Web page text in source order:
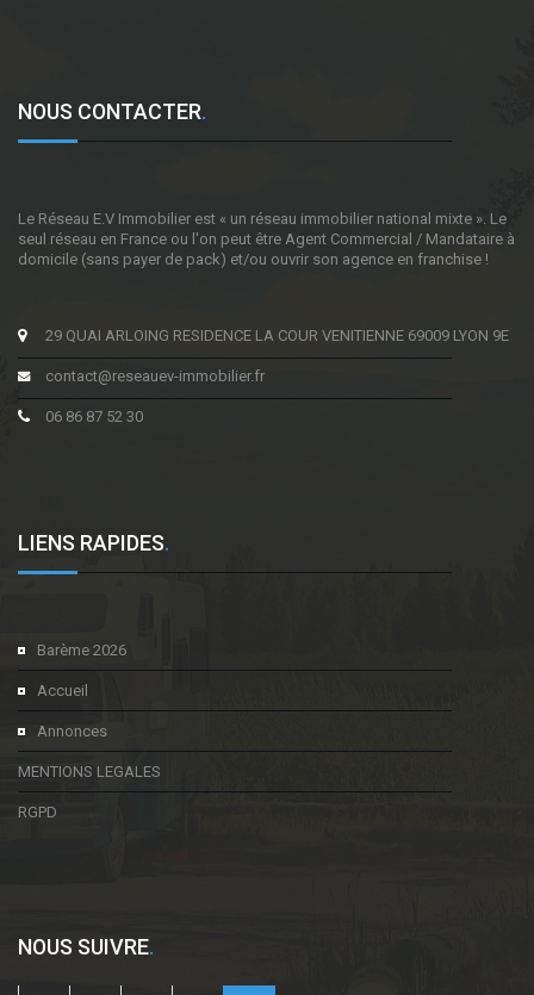
NOUS CONTACTER.
Le Réseau E.V Immobilier est « un réseau immobilier national mixte ». Le
seul réseau en France ou l'on peut être Agent Commercial / Mandataire à
domicile (sans payer de pack) et/ou ouvrir son agence en franchise !
29 QUAI ARLOING RESIDENCE LA COUR VENITIENNE 69009 LYON 9E
contact@reseauev-immobilier.fr
06 86 87 52 30
LIENS RAPIDES.
Barème 2026
Accueil
Annonces
MENTIONS LEGALES
RGPD
NOUS SUIVRE.